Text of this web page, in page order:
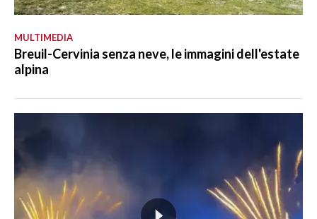
MULTIMEDIA
Breuil-Cervinia senza neve, le immagini dell'estate
alpina